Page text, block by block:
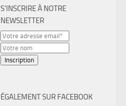
S'INSCRIRE À NOTRE
NEWSLETTER
ÉGALEMENT SUR FACEBOOK